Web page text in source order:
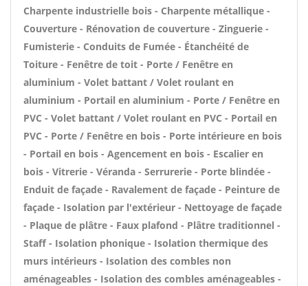
Charpente industrielle bois - Charpente métallique -
Couverture - Rénovation de couverture - Zinguerie -
Fumisterie - Conduits de Fumée - Étanchéité de
Toiture - Fenêtre de toit - Porte / Fenêtre en
aluminium - Volet battant / Volet roulant en
aluminium - Portail en aluminium - Porte / Fenêtre en
PVC - Volet battant / Volet roulant en PVC - Portail en
PVC - Porte / Fenêtre en bois - Porte intérieure en bois
- Portail en bois - Agencement en bois - Escalier en
bois - Vitrerie - Véranda - Serrurerie - Porte blindée -
Enduit de façade - Ravalement de façade - Peinture de
façade - Isolation par l'extérieur - Nettoyage de façade
- Plaque de plâtre - Faux plafond - Plâtre traditionnel -
Staff - Isolation phonique - Isolation thermique des
murs intérieurs - Isolation des combles non
aménageables - Isolation des combles aménageables -